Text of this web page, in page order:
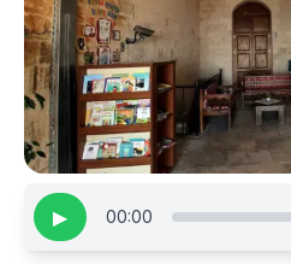
▶ 00:00